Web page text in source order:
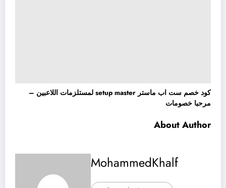
كود خصم ست اب ماستر setup master لمستلزمات اللاعبين –
مرحبا خصومات
About Author
MohammedKhalf